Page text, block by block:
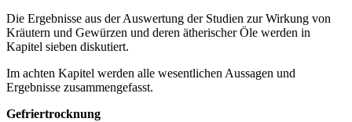
Die Ergebnisse aus der Auswertung der Studien zur Wirkung von
Kräutern und Gewürzen und deren ätherischer Öle werden in
Kapitel sieben diskutiert.
Im achten Kapitel werden alle wesentlichen Aussagen und
Ergebnisse zusammengefasst.
Gefriertrocknung